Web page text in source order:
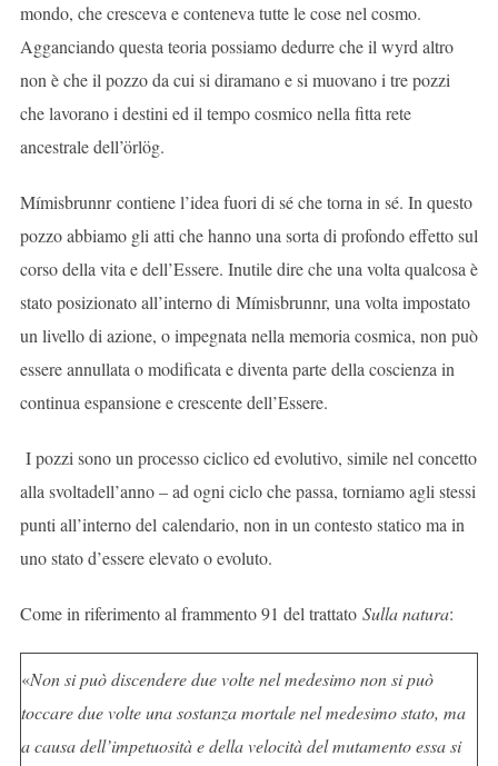
mondo, che cresceva e conteneva tutte le cose nel cosmo.
Agganciando questa teoria possiamo dedurre che il wyrd altro
non è che il pozzo da cui si diramano e si muovano i tre pozzi
che lavorano i destini ed il tempo cosmico nella fitta rete
ancestrale dell’örlög.
Mímisbrunnr contiene l’idea fuori di sé che torna in sé. In questo
pozzo abbiamo gli atti che hanno una sorta di profondo effetto sul
corso della vita e dell’Essere. Inutile dire che una volta qualcosa è
stato posizionato all’interno di Mímisbrunnr, una volta impostato
un livello di azione, o impegnata nella memoria cosmica, non può
essere annullata o modificata e diventa parte della coscienza in
continua espansione e crescente dell’Essere.
I pozzi sono un processo ciclico ed evolutivo, simile nel concetto
alla svoltadell’anno – ad ogni ciclo che passa, torniamo agli stessi
punti all’interno del calendario, non in un contesto statico ma in
uno stato d’essere elevato o evoluto.
Come in riferimento al frammento 91 del trattato Sulla natura:
«Non si può discendere due volte nel medesimo non si può
toccare due volte una sostanza mortale nel medesimo stato, ma
a causa dell’impetuosità e della velocità del mutamento essa si